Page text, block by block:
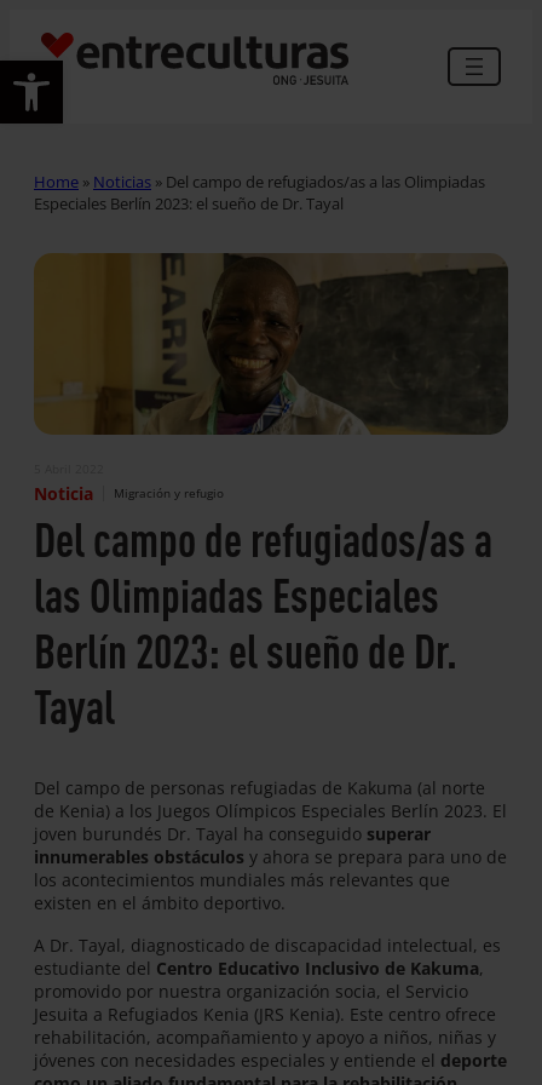
Abrir barra de herramientas
Home » Noticias » Del campo de refugiados/as a las Olimpiadas
Especiales Berlín 2023: el sueño de Dr. Tayal
Noticia Migración y refugio
Del campo de refugiados/as a
las Olimpiadas Especiales
Berlín 2023: el sueño de Dr.
Tayal
Del campo de personas refugiadas de Kakuma (al norte
de Kenia) a los Juegos Olímpicos Especiales Berlín 2023. El
joven burundés Dr. Tayal ha conseguido superar
innumerables obstáculos y ahora se prepara para uno de
los acontecimientos mundiales más relevantes que
existen en el ámbito deportivo.
A Dr. Tayal, diagnosticado de discapacidad intelectual, es
estudiante del Centro Educativo Inclusivo de Kakuma,
promovido por nuestra organización socia, el Servicio
Jesuita a Refugiados Kenia (JRS Kenia). Este centro ofrece
rehabilitación, acompañamiento y apoyo a niños, niñas y
jóvenes con necesidades especiales y entiende el deporte